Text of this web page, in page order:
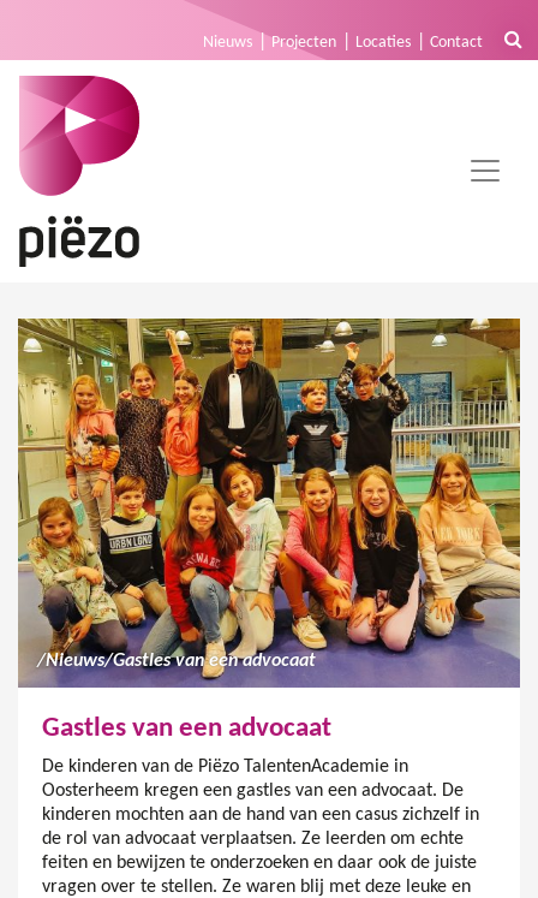
Nieuws Projecten Locaties Contact
/Nieuws/Gastles van een advocaat
Gastles van een advocaat
De kinderen van de Piëzo TalentenAcademie in
Oosterheem kregen een gastles van een advocaat. De
kinderen mochten aan de hand van een casus zichzelf in
de rol van advocaat verplaatsen. Ze leerden om echte
feiten en bewijzen te onderzoeken en daar ook de juiste
vragen over te stellen. Ze waren blij met deze leuke en